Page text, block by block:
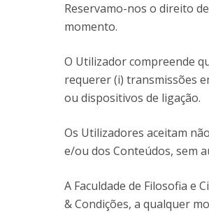
Reservamo-nos o direito
momento.
O Utilizador compreende
requerer (i) transmissões
ou dispositivos de ligação.
Os Utilizadores aceitam
e/ou dos Conteúdos, sem
A Faculdade de Filosofia e
& Condições, a qualquer